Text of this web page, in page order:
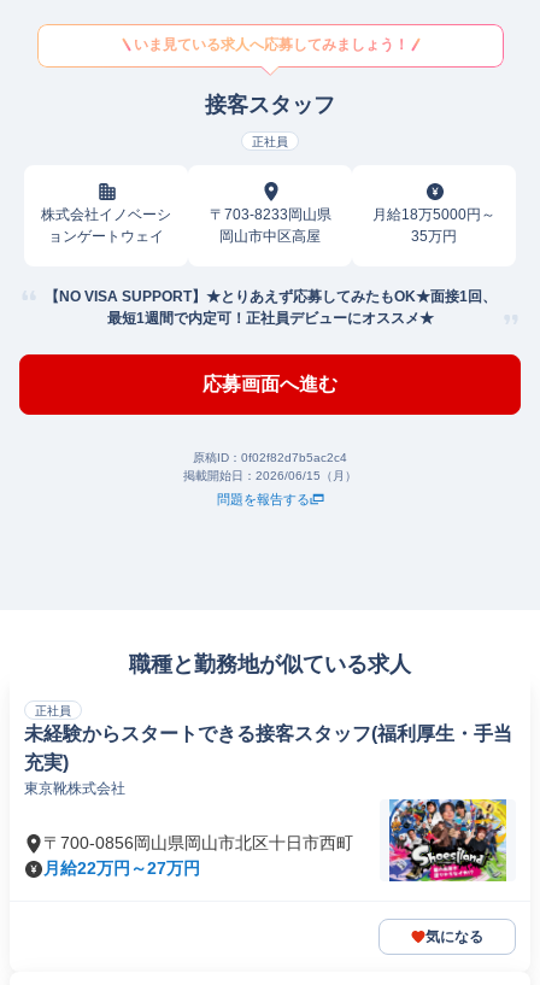
いま見ている求人へ応募してみましょう！
接客スタッフ
正社員
株式会社イノベーシ
ョンゲートウェイ
〒703-8233岡山県
岡山市中区高屋
月給18万5000円～
35万円
【NO VISA SUPPORT】★とりあえず応募してみたもOK★面接1回、
最短1週間で内定可！正社員デビューにオススメ★
応募画面へ進む
原稿ID： 0f02f82d7b5ac2c4
掲載開始日： 2026/06/15（月）
問題を報告する
職種と勤務地が似ている求人
正社員
未経験からスタートできる接客スタッフ(福利厚生・手当
充実)
東京靴株式会社
〒700-0856岡山県岡山市北区十日市西町
月給22万円～27万円
気になる